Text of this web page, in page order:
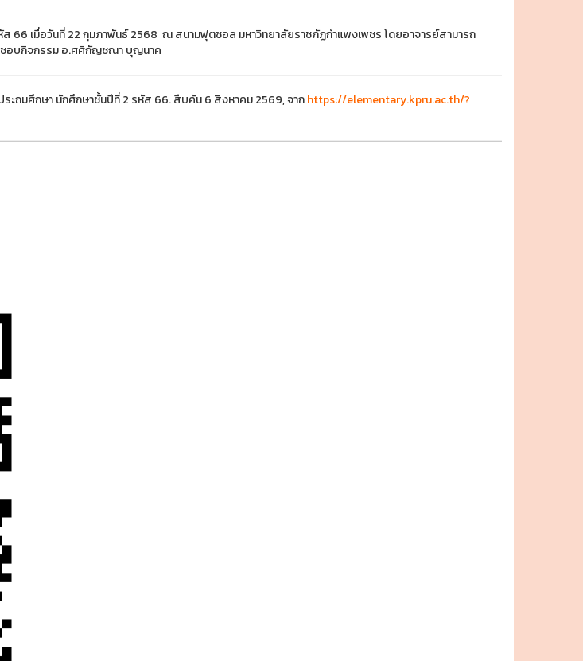
66 เมื่อวันที่ 22 กุมภาพันธ์ 2568 ณ สนามฟุตซอล มหาวิทยาลัยราชภัฏกำแพงเพชร โดยอาจารย์สามารถ
ชอบกิจกรรม อ.ศศิกัญชณา บุญนาค
ะถมศึกษา นักศึกษาชั้นปีที่ 2 รหัส 66. สืบค้น 6 สิงหาคม 2569, จากhttps://elementary.kpru.ac.th/?